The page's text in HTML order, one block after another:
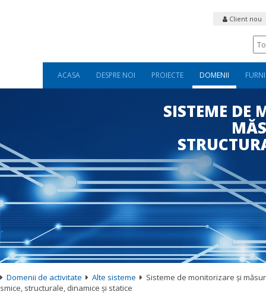
Client nou
ACASA DESPRE NOI PROIECTE DOMENII
SISTEME DE
Domenii de activitate Alte sisteme
Sisteme de monitorizare și
structurale, dinamice și statice